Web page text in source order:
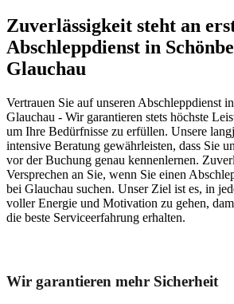
Zuverlässigkeit steht an
Abschleppdienst in
Glauchau
Vertrauen Sie auf unseren Abschleppdienst
Glauchau - Wir garantieren stets höchste
um Ihre Bedürfnisse zu erfüllen. Unsere
intensive Beratung gewährleisten, dass Sie
vor der Buchung genau kennenlernen.
Versprechen an Sie, wenn Sie einen
bei Glauchau suchen. Unser Ziel ist es, in
voller Energie und Motivation zu gehen,
die beste Serviceerfahrung erhalten.
Wir garantieren mehr Sicherheit